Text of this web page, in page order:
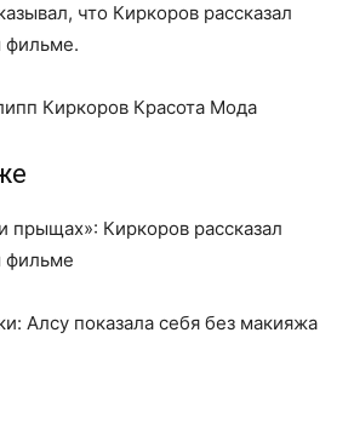
что Киркоров рассказал
фильме.
Киркоров Красота Мода
прыщах»: Киркоров рассказал
фильме
Алсу показала себя без макияжа